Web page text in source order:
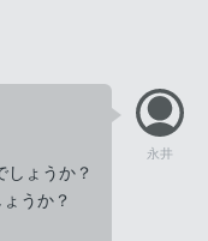
永井
しょうか？
うか？